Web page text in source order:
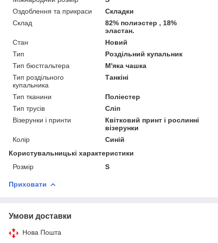
Оздоблення та прикраси
Складки
Склад
82% полиэстер , 18%
эластан.
Стан
Новий
Тип
Роздільний купальник
Тип бюстгальтера
М'яка чашка
Тип роздільного
купальника
Танкіні
Тип тканини
Поліестер
Тип трусів
Сліп
Візерунки і принти
Квітковий принт і рослинні
візерунки
Колір
Синій
Користувальницькі характеристики
Розмір
S
Приховати
Умови доставки
Нова Пошта